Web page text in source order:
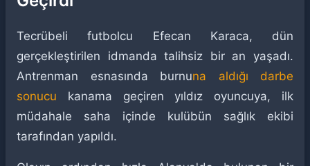
Tecrübeli futbolcu Efecan Karaca, dün
gerçekleştirilen idmanda talihsiz bir an yaşadı.
Antrenman esnasında burnuna aldığı darbe
sonucu kanama geçiren yıldız oyuncuya, ilk
müdahale saha içinde kulübün sağlık ekibi
tarafından yapıldı.